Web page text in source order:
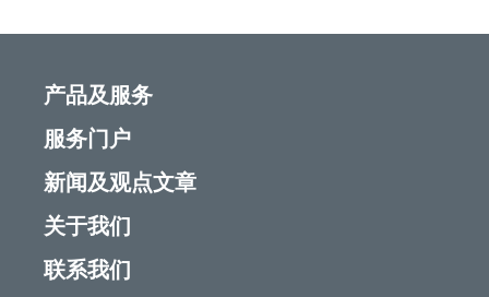
产品及服务
服务门户
新闻及观点文章
关于我们
联系我们